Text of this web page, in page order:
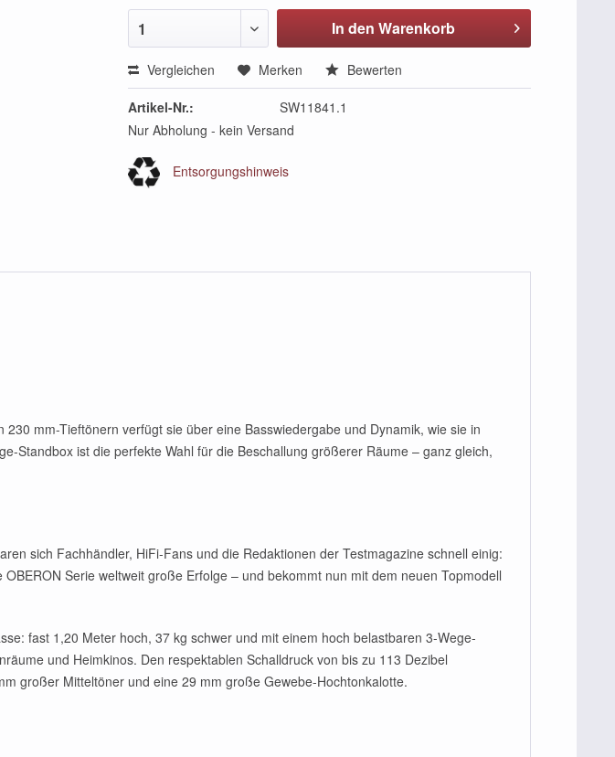
1 In den Warenkorb
Vergleichen Merken Bewerten
Artikel-Nr.:
SW11841.1
Nur Abholung - kein Versand
Entsorgungshinweis
mm-Tieftönern verfügt sie über eine Basswiedergabe und Dynamik, wie sie in
Standbox ist die perfekte Wahl für die Beschallung größerer Räume – ganz gleich,
sich Fachhändler, HiFi-Fans und die Redaktionen der Testmagazine schnell einig:
Serie weltweit große Erfolge – und bekommt nun mit dem neuen Topmodell
fast 1,20 Meter hoch, 37 kg schwer und mit einem hoch belastbaren 3-Wege-
und Heimkinos. Den respektablen Schalldruck von bis zu 113 Dezibel
großer Mitteltöner und eine 29 mm große Gewebe-Hochtonkalotte.